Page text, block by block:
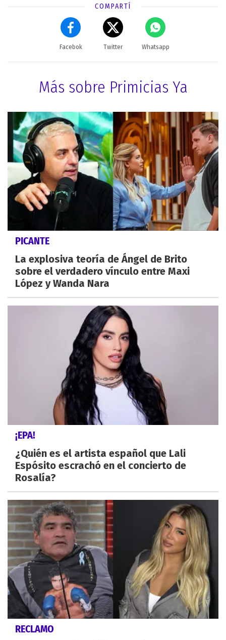
COMPARTÍ
Facebok Twitter Whatsapp
Más sobre Primicias Ya
PICANTE
La explosiva teoría de Ángel de Brito
sobre el verdadero vínculo entre Maxi
López y Wanda Nara
¡EPA!
¿Quién es el artista español que Lali
Espósito escrachó en el concierto de
Rosalía?
RECLAMO